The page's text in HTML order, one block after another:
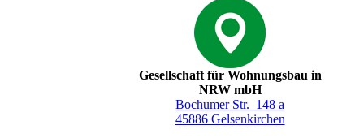
Gesellschaft für Wohnungsbau in
NRW mbH
Bochumer Str. 148 a
45886 Gelsenkirchen